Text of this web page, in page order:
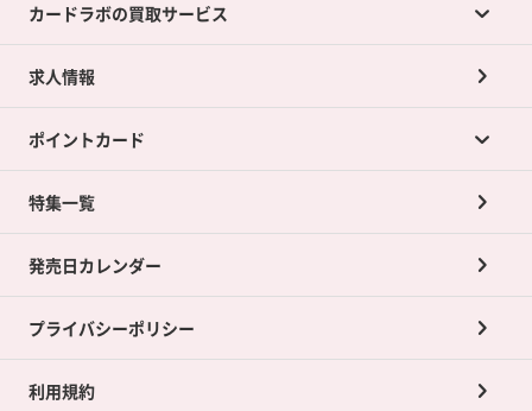
カードラボの買取サービス
カードラボの買取サービスTOP
店舗買取について
ネット買取について
買取承諾書について
求人情報
ポイントカード
ポイントカードTOP
ポイント交換景品
特集一覧
発売日カレンダー
プライバシーポリシー
利用規約